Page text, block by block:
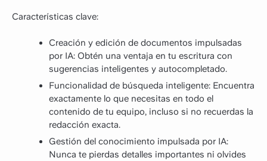
Características clave:
Creación y edición de documentos impulsadas
por IA: Obtén una ventaja en tu escritura con
sugerencias inteligentes y autocompletado.
Funcionalidad de búsqueda inteligente: Encuentra
exactamente lo que necesitas en todo el
contenido de tu equipo, incluso si no recuerdas la
redacción exacta.
Gestión del conocimiento impulsada por IA:
Nunca te pierdas detalles importantes ni olvides